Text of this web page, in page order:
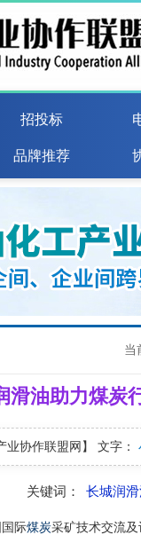
招投标
品牌推荐
当
滑油助力煤炭
业协作联盟网】 文字：
关键词： 长城润
际煤炭采矿技术交流及